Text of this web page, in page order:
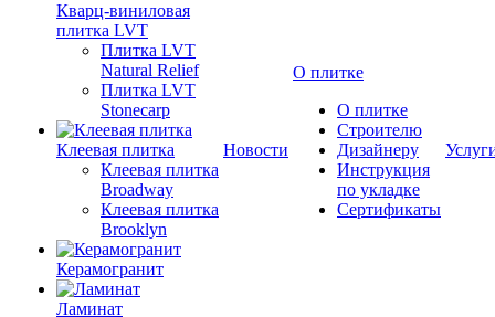
Кварц-виниловая
плитка LVT
Плитка LVT
Natural Relief
Плитка LVT
Stonecarp
Клеевая плитка
Клеевая плитка
Broadway
Клеевая плитка
Brooklyn
Керамогранит
Ламинат
Новости
О плитке
О плитке
Строителю
Дизайнеру
Инструкция
по укладке
Сертификаты